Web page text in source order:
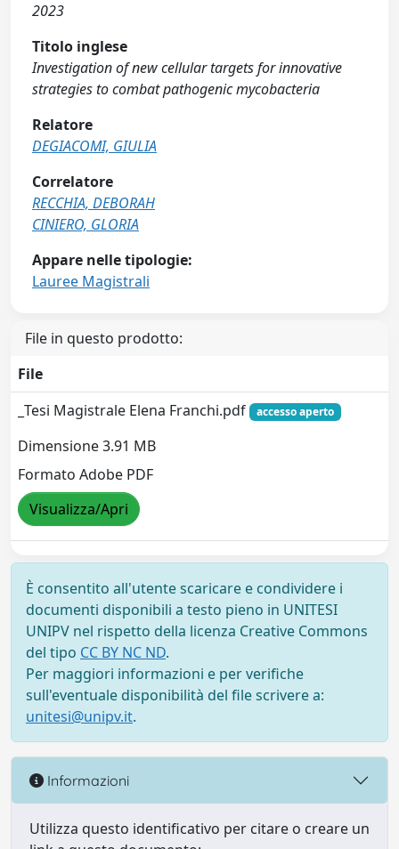
2023
Titolo inglese
Investigation of new cellular targets for innovative
strategies to combat pathogenic mycobacteria
Relatore
DEGIACOMI, GIULIA
Correlatore
RECCHIA, DEBORAH
CINIERO, GLORIA
Appare nelle tipologie:
Lauree Magistrali
File in questo prodotto:
File
_Tesi Magistrale Elena Franchi.pdf
accesso aperto
Dimensione 3.91 MB
Formato Adobe PDF
Visualizza/Apri
È consentito all'utente scaricare e condividere i
documenti disponibili a testo pieno in UNITESI
UNIPV nel rispetto della licenza Creative Commons
del tipo CC BY NC ND.
Per maggiori informazioni e per verifiche
sull'eventuale disponibilità del file scrivere a:
unitesi@unipv.it.
Informazioni
Utilizza questo identificativo per citare o creare un